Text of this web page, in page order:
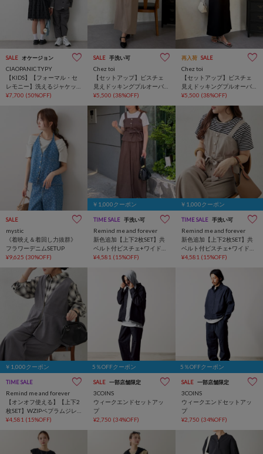
SALE オケージョン
CIAOPANIC TYPY
【KIDS】【フォーマル・セ
レモニー】洗えるジャケッ
トパンツセット
¥7,700 (50%OFF)
SALE 手洗い可
Chez toi
【セットアップ】ビスチェ
見えドッキングプルオーバ
ー×ナロースカート
¥5,500 (38%OFF)
再入荷 SALE
Chez toi
【セットアップ】ビスチェ
見えドッキングプルオーバ
ー×ナロースカート
¥5,500 (38%OFF)
SALE
mystic
《着映え＆着回し力抜群》
フラワーデニムSETUP
¥9,625 (30%OFF)
￥1,000クーポン
TIME SALE 手洗い可
Remind me and forever
新色追加【上下2枚SET】共
ベルト付ビスチェ+ワイドパ
ンツ
¥4,581 (15%OFF)
￥1,000クーポン
TIME SALE 手洗い可
Remind me and forever
新色追加【上下2枚SET】共
ベルト付ビスチェ+ワイドパ
ンツ
¥4,581 (15%OFF)
￥1,000クーポン
TIME SALE
Remind me and forever
【オンオフ使える】【上下2
枚SET】WZIPペプラムジレ&
ワイドパンツ
¥4,581 (15%OFF)
5％OFFクーポン
SALE 一部店舗限定
3COINS
ウィークエンドセットアッ
プ
¥2,750 (34%OFF)
5％OFFクーポン
SALE 一部店舗限定
3COINS
ウィークエンドセットアッ
プ
¥2,750 (34%OFF)